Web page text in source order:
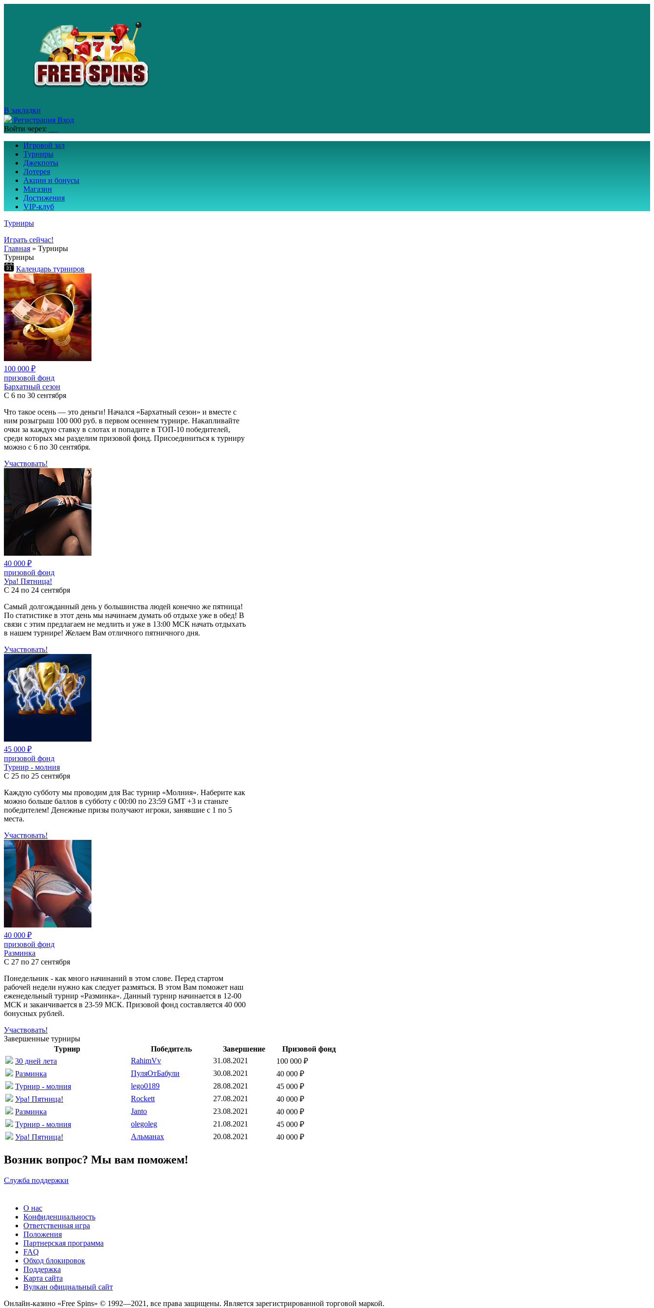
В закладки
Регистрация Вход
Войти через:
Игровой зал
Турниры
Джекпоты
Лотерея
Акции и бонусы
Магазин
Достижения
VIP-клуб
Турниры
Играть сейчас!
Главная » Турниры
Турниры
Календарь турниров
100 000 ₽
призовой фонд
Бархатный сезон
С 6 по 30 сентября
Что такое осень — это деньги! Начался «Бархатный сезон» и вместе с
ним розыгрыш 100 000 руб. в первом осеннем турнире. Накапливайте
очки за каждую ставку в слотах и попадите в ТОП-10 победителей,
среди которых мы разделим призовой фонд. Присоединиться к турниру
можно с 6 по 30 сентября.
Участвовать!
40 000 ₽
призовой фонд
Ура! Пятница!
С 24 по 24 сентября
Самый долгожданный день у большинства людей конечно же пятница!
По статистике в этот день мы начинаем думать об отдыхе уже в обед! В
связи с этим предлагаем не медлить и уже в 13:00 МСК начать отдыхать
в нашем турнире! Желаем Вам отличного пятничного дня.
Участвовать!
45 000 ₽
призовой фонд
Турнир - молния
С 25 по 25 сентября
Каждую субботу мы проводим для Вас турнир «Молния». Наберите как
можно больше баллов в субботу с 00:00 по 23:59 GMT +3 и станьте
победителем! Денежные призы получают игроки, занявшие с 1 по 5
места.
Участвовать!
40 000 ₽
призовой фонд
Разминка
С 27 по 27 сентября
Понедельник - как много начинаний в этом слове. Перед стартом
рабочей недели нужно как следует размяться. В этом Вам поможет наш
еженедельный турнир «Разминка». Данный турнир начинается в 12-00
МСК и заканчивается в 23-59 МСК. Призовой фонд составляется 40 000
бонусных рублей.
Участвовать!
Завершенные турниры
Турнир
Победитель Завершение
Призовой фонд
30 дней лета
RahimVv 31.08.2021
100 000 ₽
Разминка
ПуляОтБабули 30.08.2021
40 000 ₽
Турнир - молния
lego0189 28.08.2021
45 000 ₽
Ура! Пятница!
Rockett 27.08.2021
40 000 ₽
Разминка
Janto 23.08.2021
40 000 ₽
Турнир - молния
olegoleg 21.08.2021
45 000 ₽
Ура! Пятница!
Альманах 20.08.2021 40 000 ₽
Возник вопрос? Мы вам поможем!
Служба поддержки
О нас
Конфиденциальность
Ответственная игра
Положения
Партнерская программа
FAQ
Обход блокировок
Поддержка
Карта сайта
Вулкан официальный сайт
Онлайн-казино «Free Spins» © 1992—2021, все права защищены. Является зарегистрированной торговой маркой.